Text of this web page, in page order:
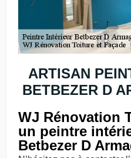
ARTISAN
BETBEZER D
WJ Rénovation
un peintre
Betbezer D